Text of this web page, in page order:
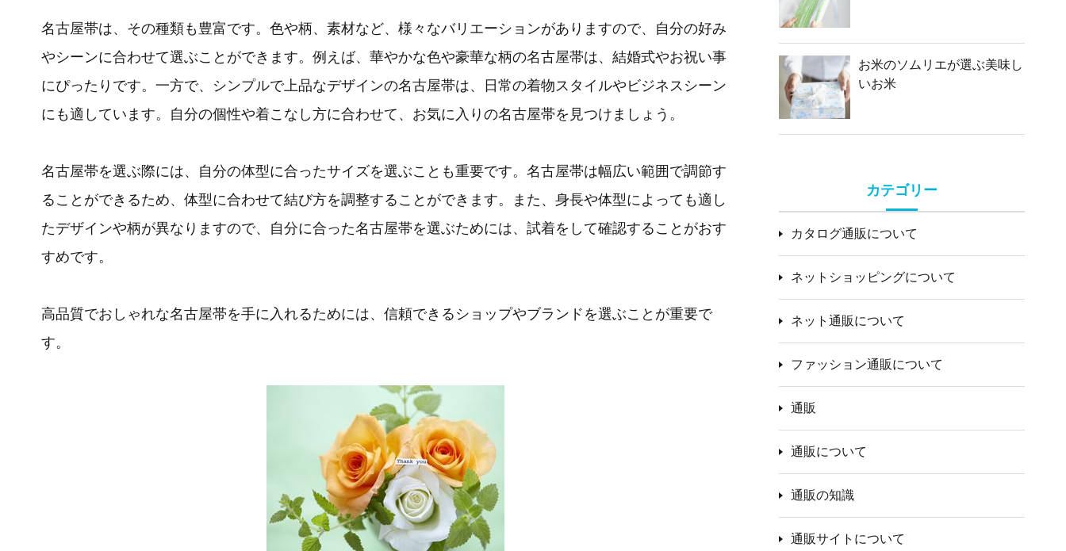
名古屋帯は、その種類も豊富です。色や柄、素材など、様々なバリエーションがありますので、自分の好み
やシーンに合わせて選ぶことができます。例えば、華やかな色や豪華な柄の名古屋帯は、結婚式やお祝い事
にぴったりです。一方で、シンプルで上品なデザインの名古屋帯は、日常の着物スタイルやビジネスシーン
にも適しています。自分の個性や着こなし方に合わせて、お気に入りの名古屋帯を見つけましょう。
名古屋帯を選ぶ際には、自分の体型に合ったサイズを選ぶことも重要です。名古屋帯は幅広い範囲で調節す
ることができるため、体型に合わせて結び方を調整することができます。また、身長や体型によっても適し
たデザインや柄が異なりますので、自分に合った名古屋帯を選ぶためには、試着をして確認することがおす
すめです。
高品質でおしゃれな名古屋帯を手に入れるためには、信頼できるショップやブランドを選ぶことが重要で
す。
お米のソムリエが選ぶ美味し
いお米
カテゴリー
カタログ通販について
ネットショッピングについて
ネット通販について
ファッション通販について
通販
通販について
通販の知識
通販サイトについて